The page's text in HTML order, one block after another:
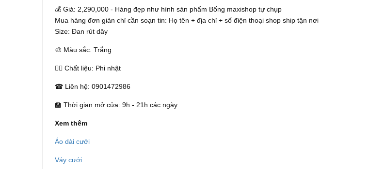
💰 Giá: 2,290,000 - Hàng đẹp như hình sản phẩm Bống maxishop tự chụp
Mua hàng đơn giản chỉ cần soạn tin: Họ tên + địa chỉ + số điện thoại shop ship tận nơi
Size: Đan rút dây
🎨 Màu sắc: Trắng
👰‍♀️ Chất liệu: Phi nhật
☎ Liên hệ: 0901472986
🏫 Thời gian mở cửa: 9h - 21h các ngày
Xem thêm
Áo dài cưới
Váy cưới